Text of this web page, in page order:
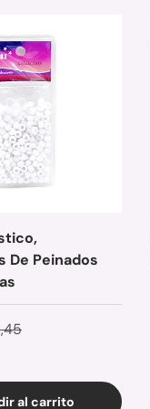
De Peinados
venta
normal
al carrito